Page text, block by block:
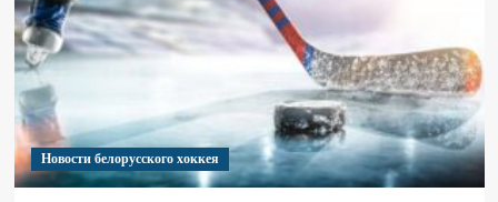
Новости белорусского хоккея